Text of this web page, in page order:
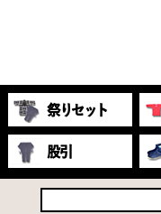
祭りセット
股引